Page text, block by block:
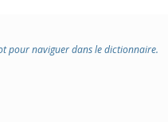
pour naviguer dans le dictionnaire.